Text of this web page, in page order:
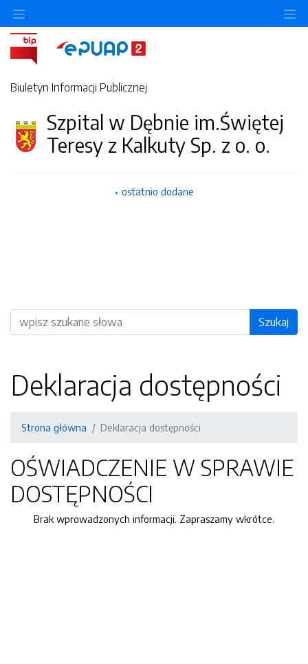
Biuletyn Informacji Publicznej
Szpital w Dębnie im.Świętej
Teresy z Kalkuty Sp. z o. o.
ostatnio dodane
Wyszukiwarka Szukaj
Deklaracja dostępności
Strona główna Deklaracja dostępności
OŚWIADCZENIE W SPRAWIE
DOSTĘPNOŚCI
Brak wprowadzonych informacji. Zapraszamy wkrótce.